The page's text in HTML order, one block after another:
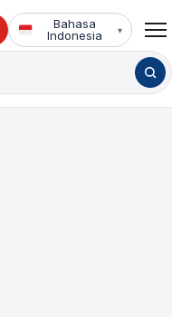
Bahasa
Indonesia
▾